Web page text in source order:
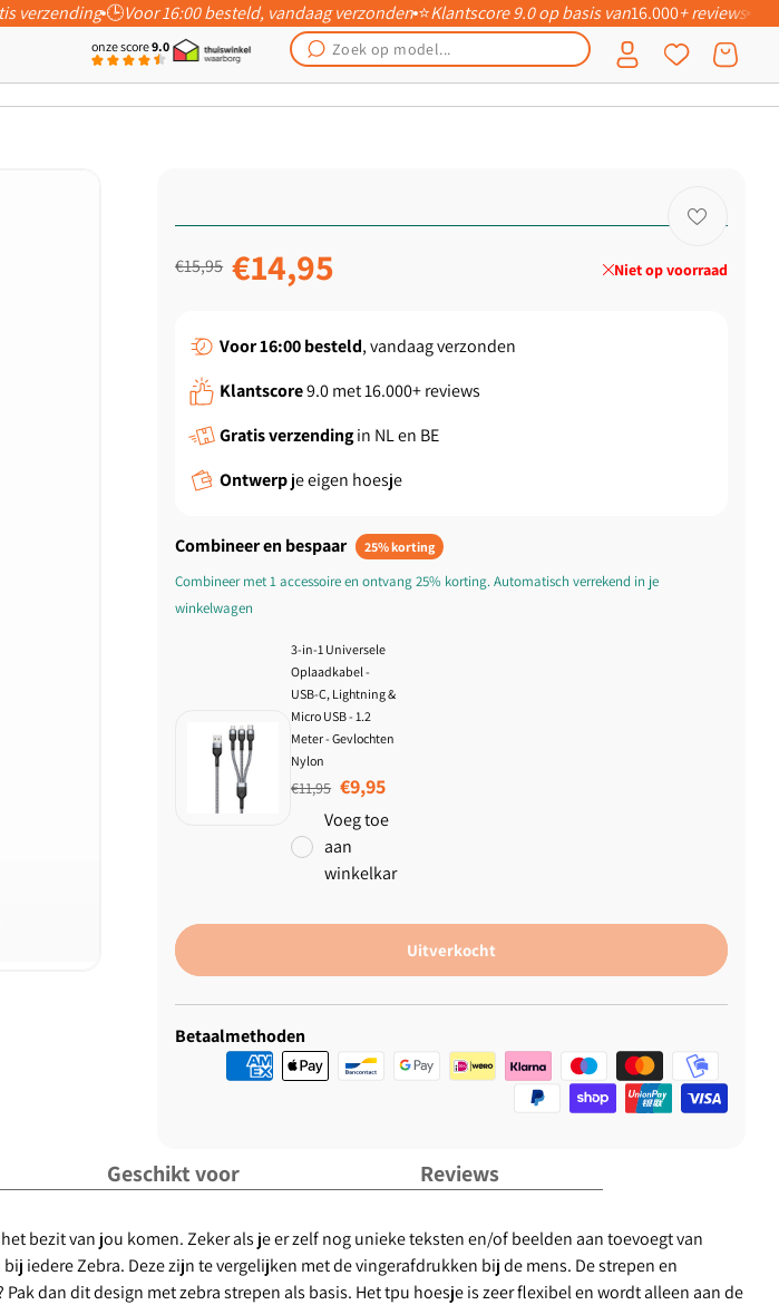
verzending🕒Voor 16:00 besteld, vandaag verzonden⭐Klantscore 9.0 op basis van16.000+ reviews
onze score9.0 Inloggen Winkelwagen
Normale prijs
€15,95
Aanbiedingsprijs
€14,95 Niet op voorraad
Voor 16:00besteld, vandaag verzonden
Klantscore9.0 met 16.000+ reviews
Gratis verzendingin NL en BE
Ontwerpje eigen hoesje
Combineer en bespaar 25% korting
Combineer met 1 accessoire en ontvang 25% korting. Automatisch verrekend in je
winkelwagen
3-in-1 Universele
Oplaadkabel -
USB-C, Lightning &
Micro USB - 1.2
Meter - Gevlochten
Nylon
Normale prijs
€11,95 Aanbiedingsprijs
€9,95
Voeg toe
aan
winkelkar
Uitverkocht
Betaalmethoden
Geschikt voor Reviews
bezit van jou komen. Zeker als je er zelf nog unieke teksten en/of beelden aan toevoegt van
iedere Zebra. Deze zijn te vergelijken met de vingerafdrukken bij de mens. De strepen en
dan dit design met zebra strepen als basis. Het tpu hoesje is zeer flexibel en wordt alleen aan de